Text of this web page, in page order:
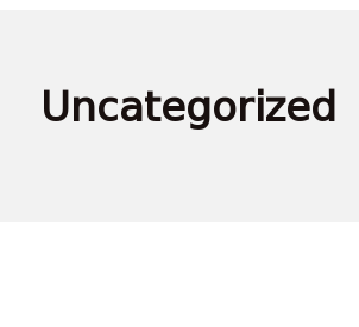
Uncategorized